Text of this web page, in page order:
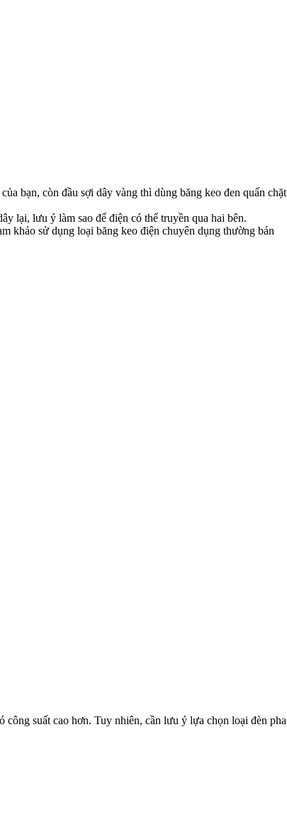
bạn, còn đầu sợi dây vàng thì dùng băng keo đen quấn chặt
lại, lưu ý làm sao để điện có thể truyền qua hai bên.
khảo sử dụng loại băng keo điện chuyên dụng thường bán
suất cao hơn. Tuy nhiên, cần lưu ý lựa chọn loại đèn pha